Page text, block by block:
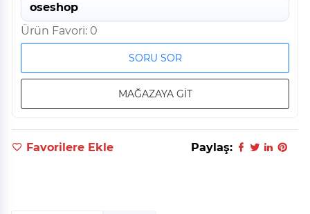
oseshop
Ürün Favori: 0
SORU SOR
MAĞAZAYA GİT
Favorilere Ekle Paylaş: